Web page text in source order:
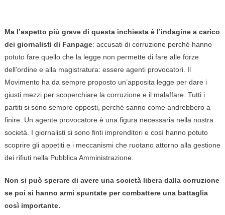
Ma l’aspetto più grave di questa inchiesta è l’indagine a carico
dei giornalisti di Fanpage: accusati di corruzione perché hanno
potuto fare quello che la legge non permette di fare alle forze
dell’ordine e alla magistratura: essere agenti provocatori. Il
Movimento ha da sempre proposto un’apposita legge per dare i
giusti mezzi per scoperchiare la corruzione e il malaffare. Tutti i
partiti si sono sempre opposti, perché sanno come andrebbero a
finire. Un agente provocatore è una figura necessaria nella nostra
società. I giornalisti si sono finti imprenditori e così hanno potuto
scoprire gli appetiti e i meccanismi che ruotano attorno alla gestione
dei rifiuti nella Pubblica Amministrazione.
Non si può sperare di avere una società libera dalla corruzione
se poi si hanno armi spuntate per combattere una battaglia
così importante.